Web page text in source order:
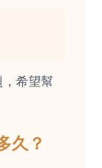
，希望幫
久？